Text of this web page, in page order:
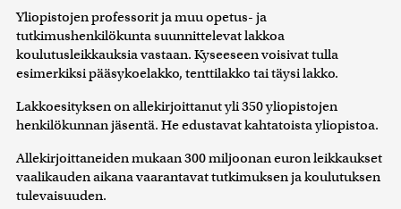
Yliopistojen professorit ja muu opetus- ja
tutkimushenkilökunta suunnittelevat lakkoa
koulutusleikkauksia vastaan. Kyseeseen voisivat tulla
esimerkiksi pääsykoelakko, tenttilakko tai täysi lakko.
Lakkoesityksen on allekirjoittanut yli 350 yliopistojen
henkilökunnan jäsentä. He edustavat kahtatoista yliopistoa.
Allekirjoittaneiden mukaan 300 miljoonan euron leikkaukset
vaalikauden aikana vaarantavat tutkimuksen ja koulutuksen
tulevaisuuden.